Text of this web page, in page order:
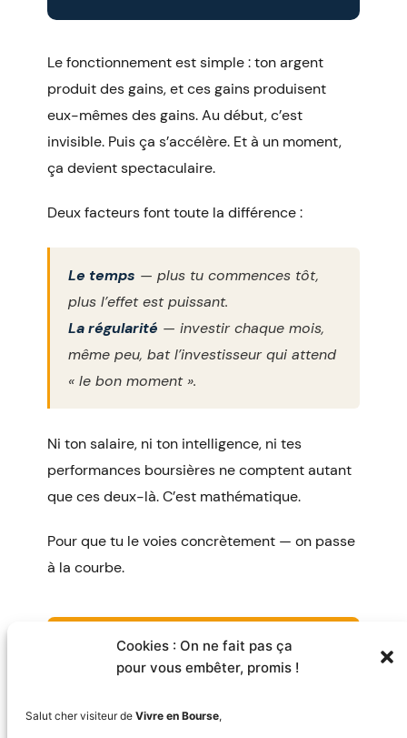
Cookies : On ne fait pas ça
pour vous embêter, promis !
Salut cher visiteur de Vivre en Bourse,
Le fonctionnement est simple : ton argent
produit des gains, et ces gains produisent
eux-mêmes des gains. Au début, c’est
invisible. Puis ça s’accélère. Et à un moment,
ça devient spectaculaire.
Deux facteurs font toute la différence :
Le temps — plus tu commences tôt,
plus l’effet est puissant.
La régularité — investir chaque mois,
même peu, bat l’investisseur qui attend
« le bon moment ».
Ni ton salaire, ni ton intelligence, ni tes
performances boursières ne comptent autant
que ces deux-là. C’est mathématique.
Pour que tu le voies concrètement — on passe
à la courbe.
Voir la courbe →